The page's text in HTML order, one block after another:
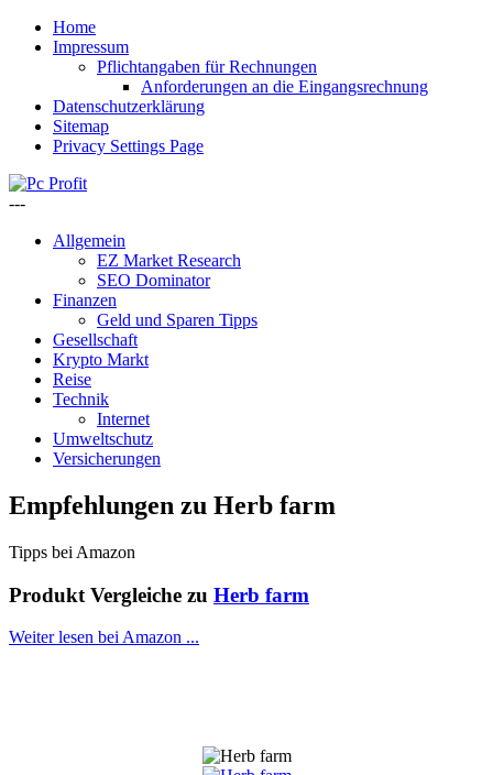
Home
Impressum
Pflichtangaben für Rechnungen
Anforderungen an die Eingangsrechnung
Datenschutzerklärung
Sitemap
Privacy Settings Page
---
Allgemein
EZ Market Research
SEO Dominator
Finanzen
Geld und Sparen Tipps
Gesellschaft
Krypto Markt
Reise
Technik
Internet
Umweltschutz
Versicherungen
Empfehlungen zu Herb farm
Tipps bei Amazon
Produkt Vergleiche zu Herb farm
Weiter lesen bei Amazon ...